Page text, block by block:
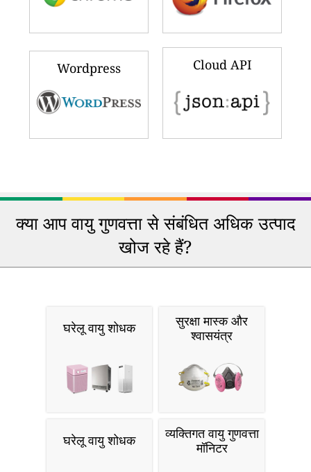
Wordpress Cloud API
क्या आप वायु गुणवत्ता से संबंधित अधिक उत्पाद
खोज रहे हैं?
घरेलू वायु शोधक
सुरक्षा मास्क और
श्वासयंत्र
घरेलू वायु शोधक
व्यक्तिगत वायु गुणवत्ता
मॉनिटर